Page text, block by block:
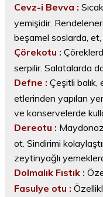
Cevz-i Bevva :
yemişidir.
beşamel soslarda, et,
Çörekotu :
serpilir. Salatalarda
Defne : Çeşitli balık,
etlerinden yapılan
ve konservelerde
Dereotu :
ot. Sindirimi
zeytinyağlı
Dolmalık Fıstık :
Fasulye otu :